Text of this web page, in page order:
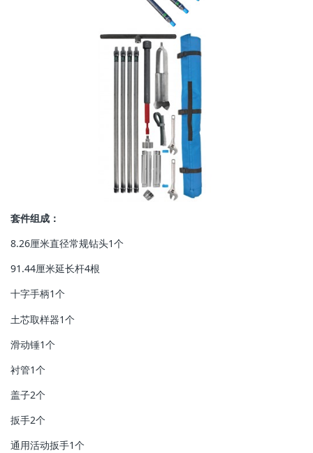
套件组成：
8.26厘米直径常规钻头1个
91.44厘米延长杆4根
十字手柄1个
土芯取样器1个
滑动锤1个
衬管1个
盖子2个
扳手2个
通用活动扳手1个